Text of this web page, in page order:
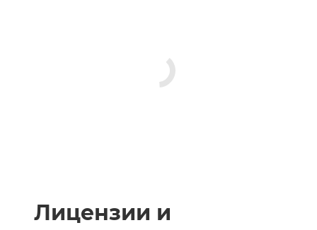
Лицензии и